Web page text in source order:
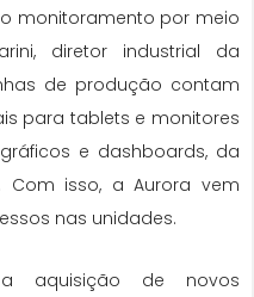
monitoramento por meio
diretor industrial da
de produção contam
para tablets e monitores
e dashboards, da
Com isso, a Aurora vem
nas unidades.
aquisição de novos